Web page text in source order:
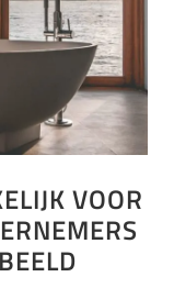
VOOR